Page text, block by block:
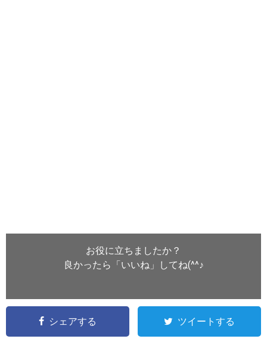
お役に立ちましたか？
良かったら「いいね」してね(^^♪
シェアする ツイートする